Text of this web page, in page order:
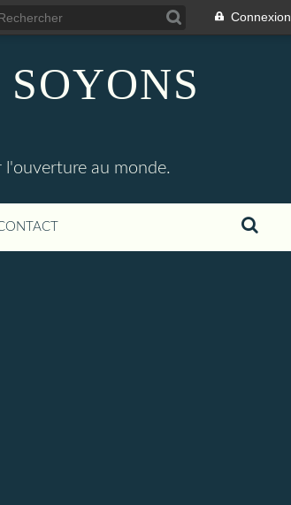
Connexion
l'ouverture au monde.